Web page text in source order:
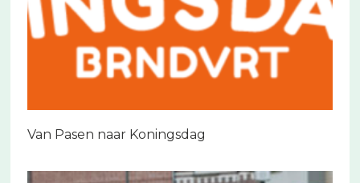
Van Pasen naar Koningsdag